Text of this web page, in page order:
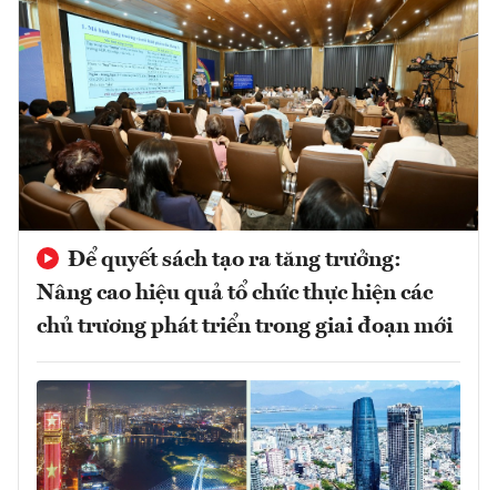
Để quyết sách tạo ra tăng trưởng:
Nâng cao hiệu quả tổ chức thực hiện các
chủ trương phát triển trong giai đoạn mới